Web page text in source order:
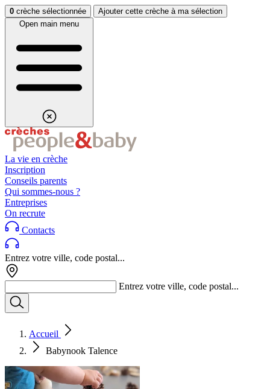
Aller au contenuAller au footer
0 crèche sélectionnée
Ajouter cette crèche à ma sélection
Open main menu
La vie en crèche
Inscription
Conseils parents
Qui sommes-nous ?
Entreprises
On recrute
Contacts
Entrez votre ville, code postal...
Entrez votre ville, code postal...
Accueil
Babynook Talence